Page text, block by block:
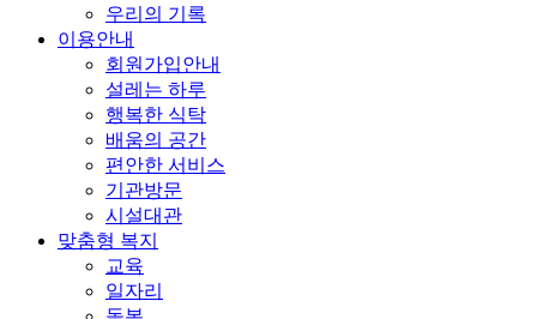
우리의 기록
이용안내
회원가입안내
설레는 하루
행복한 식탁
배움의 공간
편안한 서비스
기관방문
시설대관
맞춤형 복지
교육
일자리